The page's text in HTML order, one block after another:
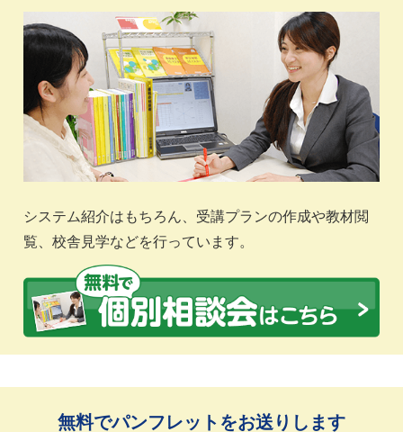
システム紹介はもちろん、受講プランの作成や教材閲
覧、校舎見学などを行っています。
無料でパンフレットをお送りします